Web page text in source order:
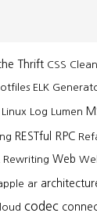
Thrift CSS
ELK
Linux Log Lumen
RESTful RPC
Rewriting Web
ar
codec